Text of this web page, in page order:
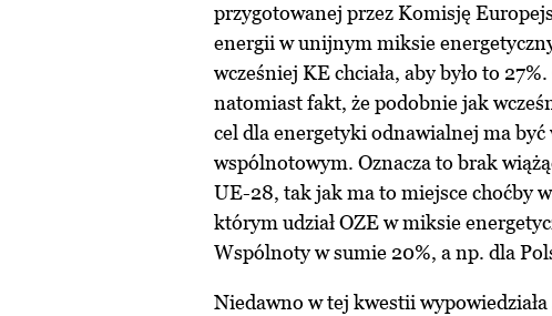
przygotowanej przez Komisję
energii w unijnym miksie
wcześniej KE chciała, aby było to
natomiast fakt, że podobnie jak
cel dla energetyki odnawialnej ma
wspólnotowym. Oznacza to brak
UE-28, tak jak ma to miejsce choćby
którym udział OZE w miksie
Wspólnoty w sumie 20%, a np. dla
Niedawno w tej kwestii